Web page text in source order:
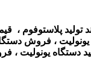
تولید پلاستوفوم ،
یونولیت ، فروش
دستگاه یونولیت ،